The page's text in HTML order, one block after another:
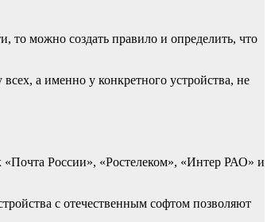
можно создать правило и определить, что
а именно у конкретного устройства, не
России», «Ростелеком», «Интер РАО» и
с отечественным софтом позволяют